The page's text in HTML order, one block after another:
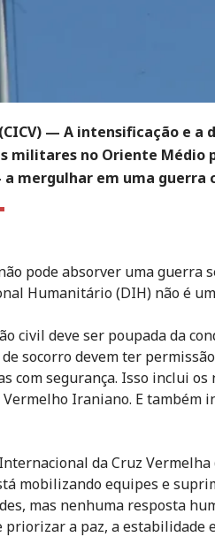
— A intensificação e a
militares no Oriente Médio
mergulhar em uma guerra
pode absorver uma guerra
Humanitário (DIH) não é
civil deve ser poupada da
de socorro devem ter
com segurança. Isso inclui os
Vermelho Iraniano. E também
da Cruz Vermelha
mobilizando equipes e
mas nenhuma resposta
priorizar a paz, a estabilidade